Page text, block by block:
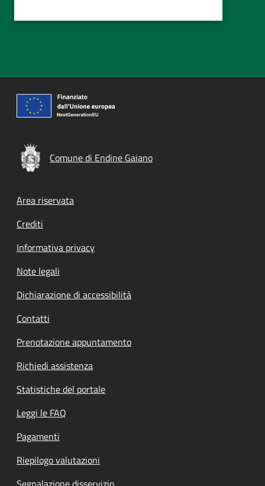
Comune di Endine Gaiano
Footer menu
Area riservata
Crediti
Informativa privacy
Note legali
Dichiarazione di accessibilità
Contatti
Prenotazione appuntamento
Richiedi assistenza
Statistiche del portale
Leggi le FAQ
Pagamenti
Riepilogo valutazioni